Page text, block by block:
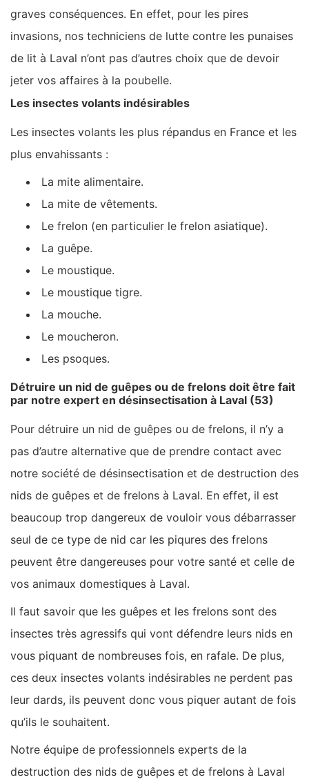
graves conséquences. En effet, pour les pires
invasions, nos techniciens de lutte contre les punaises
de lit à Laval n’ont pas d’autres choix que de devoir
jeter vos affaires à la poubelle.
Les insectes volants indésirables
Les insectes volants les plus répandus en France et les
plus envahissants :
La mite alimentaire.
La mite de vêtements.
Le frelon (en particulier le frelon asiatique).
La guêpe.
Le moustique.
Le moustique tigre.
La mouche.
Le moucheron.
Les psoques.
Détruire un nid de guêpes ou de frelons doit être fait
par notre expert en désinsectisation à Laval (53)
Pour détruire un nid de guêpes ou de frelons, il n’y a
pas d’autre alternative que de prendre contact avec
notre société de désinsectisation et de destruction des
nids de guêpes et de frelons à Laval. En effet, il est
beaucoup trop dangereux de vouloir vous débarrasser
seul de ce type de nid car les piqures des frelons
peuvent être dangereuses pour votre santé et celle de
vos animaux domestiques à Laval.
Il faut savoir que les guêpes et les frelons sont des
insectes très agressifs qui vont défendre leurs nids en
vous piquant de nombreuses fois, en rafale. De plus,
ces deux insectes volants indésirables ne perdent pas
leur dards, ils peuvent donc vous piquer autant de fois
qu’ils le souhaitent.
Notre équipe de professionnels experts de la
destruction des nids de guêpes et de frelons à Laval